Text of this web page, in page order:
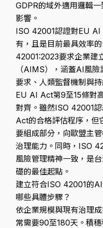
GDPR的域外適用邏輯
影響。
ISO 42001認證對EU AI
有，且是目前最具效率
42001:2023要求企業建
（AIMS），涵蓋AI風
要求、人類監督機制與
EU AI Act第9至15條對
對齊。雖然ISO 42001
Act的合格評估程序，但
要組成部分，向歐盟主
治理能力。同時，ISO
風險管理精神一致，是
礎的最佳起點。
建立符合ISO 42001的
哪些具體步驟？
依企業規模與現有治理
常需要90至180天。積